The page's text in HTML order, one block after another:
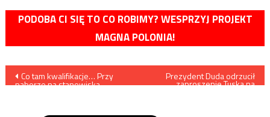
PODOBA CI SIĘ TO CO ROBIMY? WESPRZYJ PROJEKT
MAGNA POLONIA!
Nawigacja
Co tam kwalifikacje… Przy
naborze na stanowiska
Prezydent Duda odrzucił
zaproszenie Tuska na